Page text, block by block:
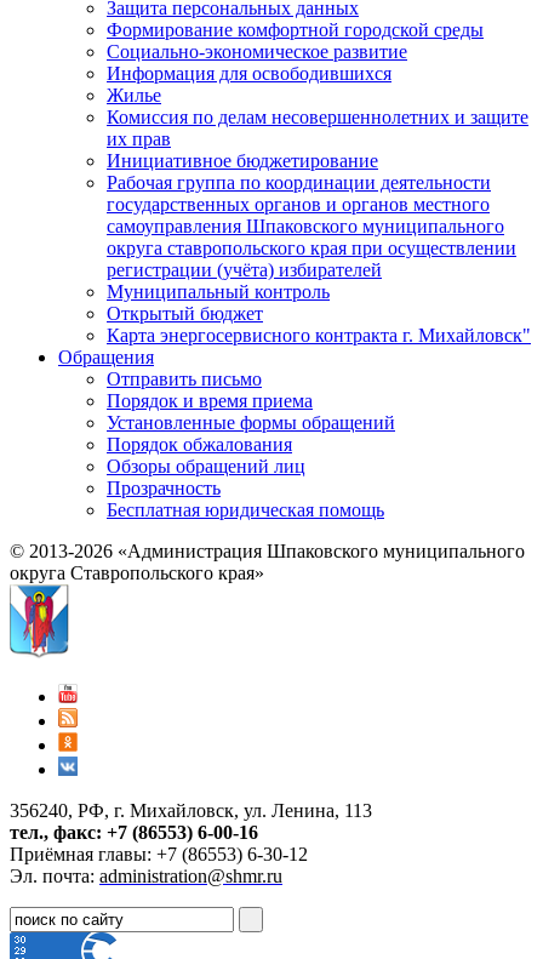
Защита персональных данных
Формирование комфортной городской среды
Социально-экономическое развитие
Информация для освободившихся
Жилье
Комиссия по делам несовершеннолетних и защите
их прав
Инициативное бюджетирование
Рабочая группа по координации деятельности
государственных органов и органов местного
самоуправления Шпаковского муниципального
округа ставропольского края при осуществлении
регистрации (учёта) избирателей
Муниципальный контроль
Открытый бюджет
Карта энергосервисного контракта г. Михайловск"
Обращения
Отправить письмо
Порядок и время приема
Установленные формы обращений
Порядок обжалования
Обзоры обращений лиц
Прозрачность
Бесплатная юридическая помощь
© 2013-2026 «Администрация Шпаковского муниципального
округа Ставропольского края»
356240, РФ, г. Михайловск, ул. Ленина, 113
тел., факс: +7 (86553) 6-00-16
Приёмная главы: +7 (86553) 6-30-12
Эл. почта: administration@shmr.ru